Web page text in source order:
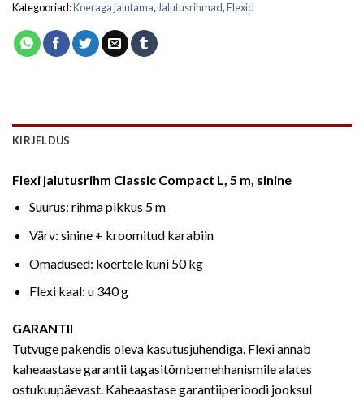
Kategooriad:Koeraga jalutama,Jalutusrihmad,Flexid
KIRJELDUS
Flexi jalutusrihm Classic Compact L, 5 m, sinine
Suurus: rihma pikkus 5 m
Värv: sinine + kroomitud karabiin
Omadused: koertele kuni 50 kg
Flexi kaal: u 340 g
GARANTII
Tutvuge pakendis oleva kasutusjuhendiga. Flexi annab
kaheaastase garantii tagasitõmbemehhanismile alates
ostukuupäevast. Kaheaastase garantiiperioodi jooksul